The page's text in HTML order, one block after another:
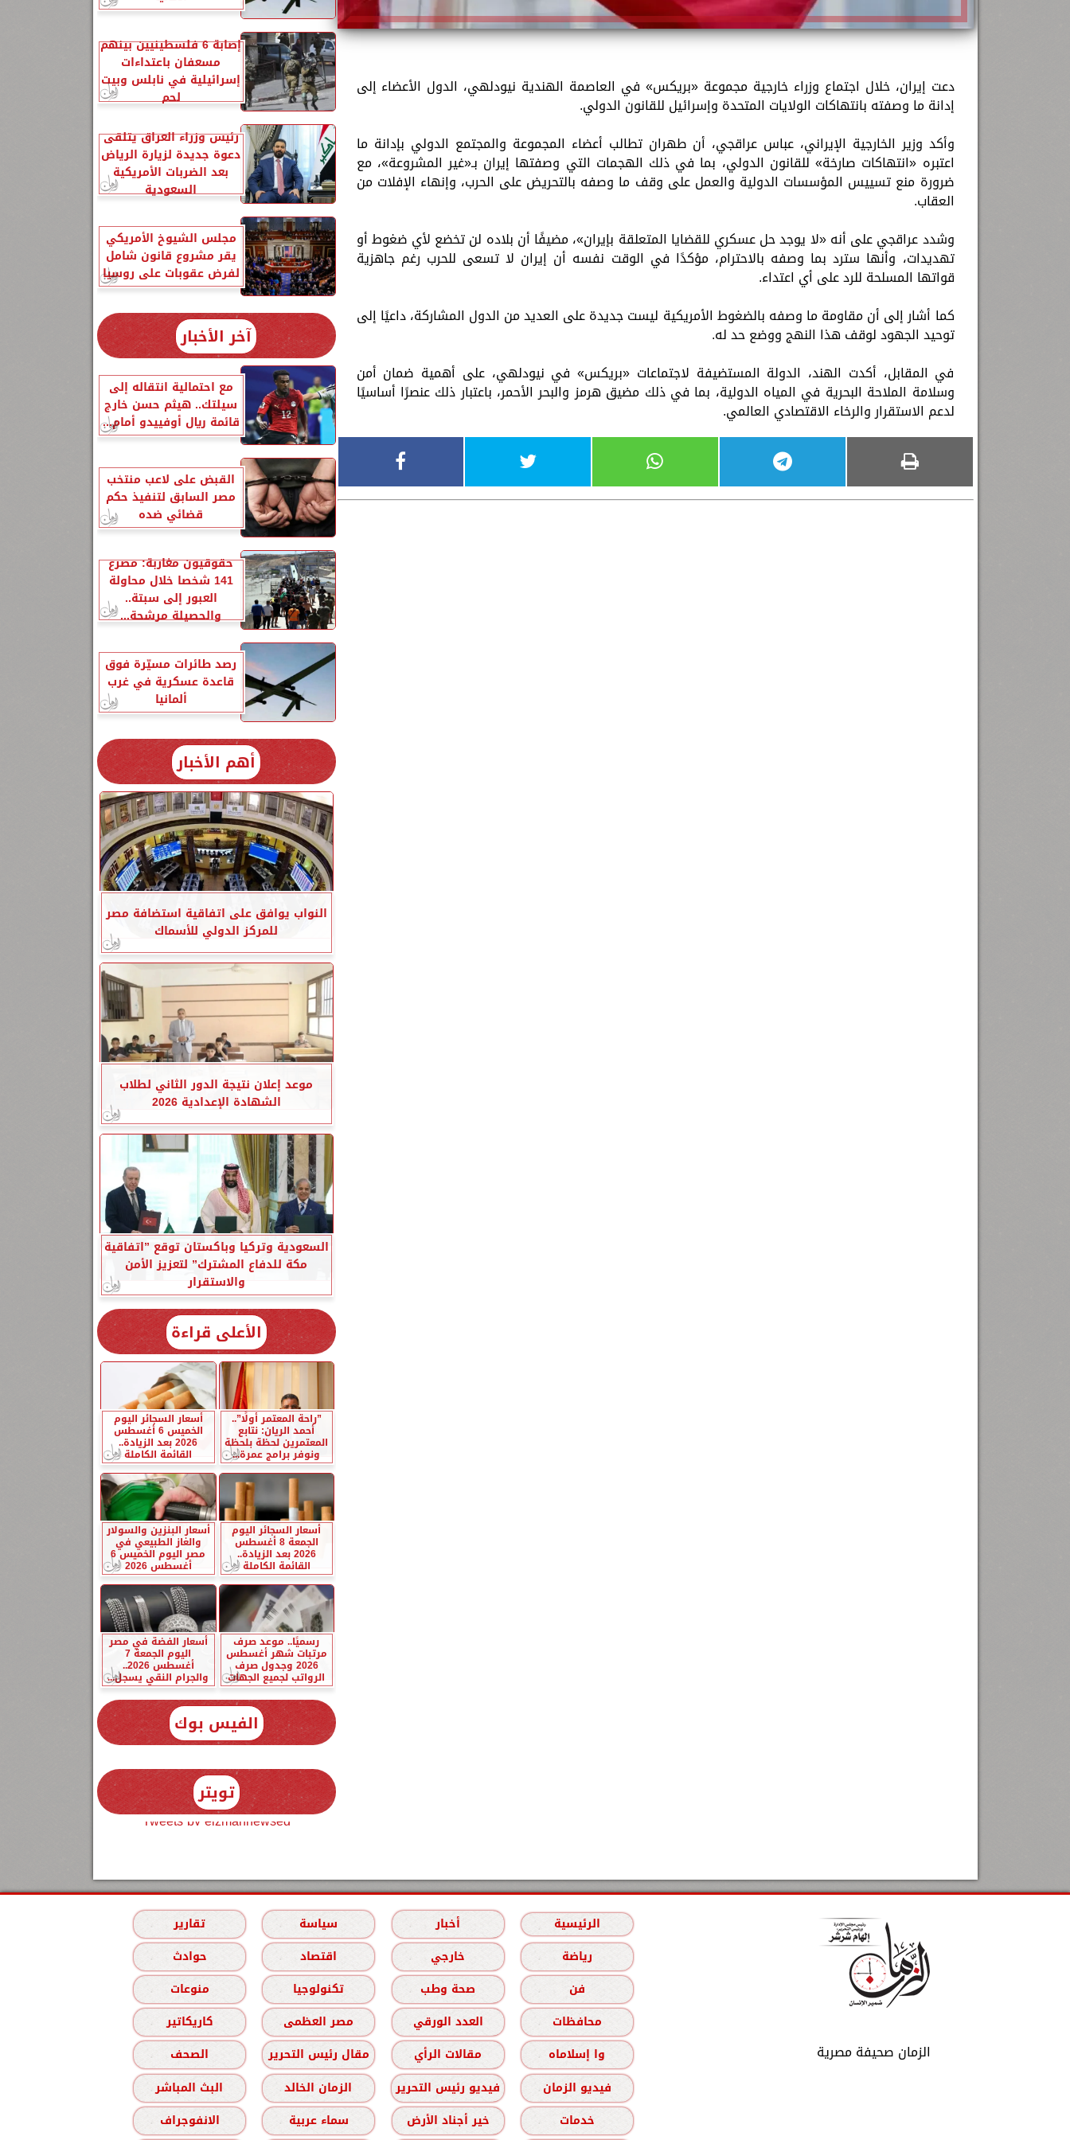
دعت إيران، خلال اجتماع وزراء خارجية مجموعة «بريكس» في العاصمة الهندية نيودلهي، الدول الأعضاء إلى
إدانة ما وصفته بانتهاكات الولايات المتحدة وإسرائيل للقانون الدولي.
وأكد وزير الخارجية الإيراني، عباس عراقجي، أن طهران تطالب أعضاء المجموعة والمجتمع الدولي بإدانة ما
اعتبره «انتهاكات صارخة» للقانون الدولي، بما في ذلك الهجمات التي وصفتها إيران بـ«غير المشروعة»، مع
ضرورة منع تسييس المؤسسات الدولية والعمل على وقف ما وصفه بالتحريض على الحرب، وإنهاء الإفلات من
العقاب.
وشدد عراقجي على أنه «لا يوجد حل عسكري للقضايا المتعلقة بإيران»، مضيفًا أن بلاده لن تخضع لأي ضغوط أو
تهديدات، وأنها سترد بما وصفه بالاحترام، مؤكدًا في الوقت نفسه أن إيران لا تسعى للحرب رغم جاهزية
قواتها المسلحة للرد على أي اعتداء.
كما أشار إلى أن مقاومة ما وصفه بالضغوط الأمريكية ليست جديدة على العديد من الدول المشاركة، داعيًا إلى
توحيد الجهود لوقف هذا النهج ووضع حد له.
في المقابل، أكدت الهند، الدولة المستضيفة لاجتماعات «بريكس» في نيودلهي، على أهمية ضمان أمن
وسلامة الملاحة البحرية في المياه الدولية، بما في ذلك مضيق هرمز والبحر الأحمر، باعتبار ذلك عنصرًا أساسيًا
لدعم الاستقرار والرخاء الاقتصادي العالمي.
إصابة 6 فلسطينيين بينهم
مسعفان باعتداءات
إسرائيلية في نابلس وبيت
لحم
رئيس وزراء العراق يتلقى
دعوة جديدة لزيارة الرياض
بعد الضربات الأمريكية
السعودية
مجلس الشيوخ الأمريكي
يقر مشروع قانون شامل
لفرض عقوبات على روسيا
آخر الأخبار
مع احتمالية انتقاله إلى
سيلتك.. هيثم حسن خارج
قائمة ريال أوفييدو أمام...
القبض على لاعب منتخب
مصر السابق لتنفيذ حكم
قضائي ضده
حقوقيون مغاربة: مصرع
141 شخصا خلال محاولة
العبور إلى سبتة..
والحصيلة مرشحة...
رصد طائرات مسيّرة فوق
قاعدة عسكرية في غرب
ألمانيا
أهم الأخبار
النواب يوافق على اتفاقية استضافة مصر
للمركز الدولي للأسماك
موعد إعلان نتيجة الدور الثاني لطلاب
الشهادة الإعدادية 2026
السعودية وتركيا وباكستان توقع ”اتفاقية
مكة للدفاع المشترك” لتعزيز الأمن
والاستقرار
الأعلى قراءة
”راحة المعتمر أولًا”..
أحمد الريان: نتابع
المعتمرين لحظة بلحظة
ونوفر برامج عمرة...
أسعار السجائر اليوم
الخميس 6 أغسطس
2026 بعد الزيادة..
القائمة الكاملة
أسعار السجائر اليوم
الجمعة 8 أغسطس
2026 بعد الزيادة..
القائمة الكاملة
أسعار البنزين والسولار
والغاز الطبيعي في
مصر اليوم الخميس 6
أغسطس 2026
رسميًا.. موعد صرف
مرتبات شهر أغسطس
2026 وجدول صرف
الرواتب لجميع الجهات
أسعار الفضة في مصر
اليوم الجمعة 7
أغسطس 2026..
والجرام النقي يسجل...
الفيس بوك
تويتر
Tweets by elzmannewseg
الزمان صحيفة مصرية
الرئيسية أخبار سياسة
تقارير
رياضة
خارجي اقتصاد
حوادث
فن
صحة وطب تكنولوجيا
منوعات
محافظات
العدد الورقي مصر العظمى
كاريكاتير
وا إسلاماه
مقالات الرأي مقال رئيس التحرير
الصحف
فيديو الزمان
فيديو رئيس التحرير الزمان الخالد
البث المباشر
خدمات
خير أجناد الأرض سماء عربية الانفوجراف